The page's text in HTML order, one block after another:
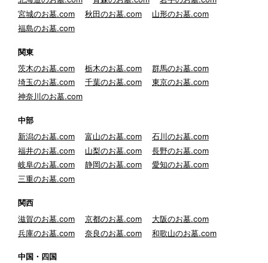
宮城のお墓.com
秋田のお墓.com
山形のお墓.com
福島のお墓.com
関東
茨木のお墓.com
栃木のお墓.com
群馬のお墓.com
埼玉のお墓.com
千葉のお墓.com
東京のお墓.com
神奈川のお墓.com
中部
新潟のお墓.com
富山のお墓.com
石川のお墓.com
福井のお墓.com
山梨のお墓.com
長野のお墓.com
岐阜のお墓.com
静岡のお墓.com
愛知のお墓.com
三重のお墓.com
関西
滋賀のお墓.com
京都のお墓.com
大阪のお墓.com
兵庫のお墓.com
奈良のお墓.com 和歌山のお墓.com
中国・四国